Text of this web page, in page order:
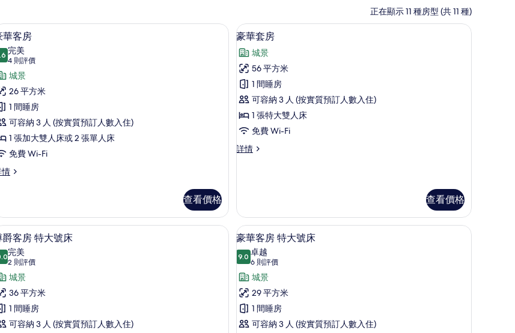
正在顯示 11 種房型 (共 11 種)
豪華客房 | 迷你吧、房內夾萬、書桌、遮光窗簾/窗簾
10
華客房
9.6 分，滿分 10 分
完美
4 則評價
(4
則
評
價)
城景
26 平方米
1 間睡房
可容納 3 人 (按實質預訂人數入住)
1 張加大雙人床或 2 張單人床
免費 Wi-Fi
情
查看價格
載
入
所
有
豪
華
套
的
40 吋電視連有線電視頻道、收費電影
6
豪華套房
城景
56 平方米
1 間睡房
可容納 3 人 (按實質預訂人數入住)
1 張特大雙人床
免費 Wi-Fi
詳情
豪
查看價格
、遮光窗簾/窗簾 尊爵客房 特大號床 | 迷你吧、房內夾萬、書桌、遮光窗簾/窗簾
7
爵客房 特大號床
10.0 分，滿分 10 分
完美
2 則評價
(2
則
評
價)
城景
36 平方米
1 間睡房
可容納 3 人 (按實質預訂人數入住)
載
入
所
有
豪
華
客
豪華客房 特大號床 | 迷你吧、房內夾萬、書
8
豪華客房 特大號床
9.09.0 分，滿分 10 分
卓越
6 則評價
(6
則
評
價)
城景
29 平方米
1 間睡房
可容納 3 人 (按實質預訂人數入住)